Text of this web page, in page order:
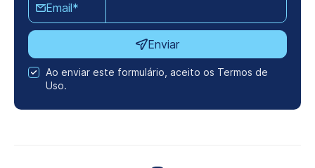
Email*
Enviar
Ao enviar este formulário, aceito os Termos de
Uso.